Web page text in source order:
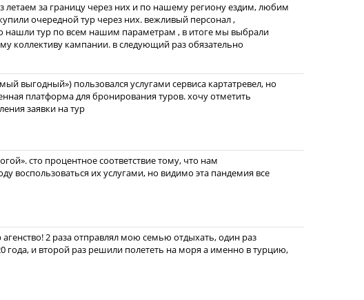
летаем за границу через них и по нашему региону ездим, любим
очередной тур через них. вежливый персонал ,
нашли тур по всем нашим параметрам , в итоге мы выбрали
коллективу кампании. в следующий раз обязательно
выгодный») пользовался услугами сервиса картатревел, но
платформа для бронирования туров. хочу отметить
заявки на тур
сто процентное соответствие тому, что нам
воспользоваться их услугами, но видимо эта пандемия все
2 раза отправлял мою семью отдыхать, один раз
года, и второй раз решили полететь на моря а именно в турцию,